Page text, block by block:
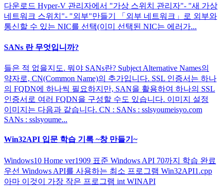
다운로드 Hyper-V 관리자에서 "가상 스위치 관리자"- "새 가상
네트워크 스위치"- "외부"만들기 「외부 네트워크」로 외부와
통신할 수 있는 NIC를 선택(이미 선택된 NIC는 에러가...
SANs 란 무엇입니까?
들은 적 없을지도. 뭐야 SANs란? Subject Alternative Names의
약자로, CN(Common Name)의 추가입니다. SSL 인증서는 하나
의 FQDN에 하나씩 필요하지만, SAN을 활용하여 하나의 SSL
인증서로 여러 FQDN을 구성할 수도 있습니다. 이미지 설정
이미지는 다음과 같습니다. CN : SANs : sslsyoumeisyo.com
SANs : sslsyoume...
Win32API 입문 학습 기록 ~창 만들기~
Windows10 Home ver1909 표준 Windows API 70까지 학습 완료
우선 Windows API를 사용하는 최소 프로그램 Win32API1.cpp
아마 이것이 가장 작은 프로그램 int WINAPI